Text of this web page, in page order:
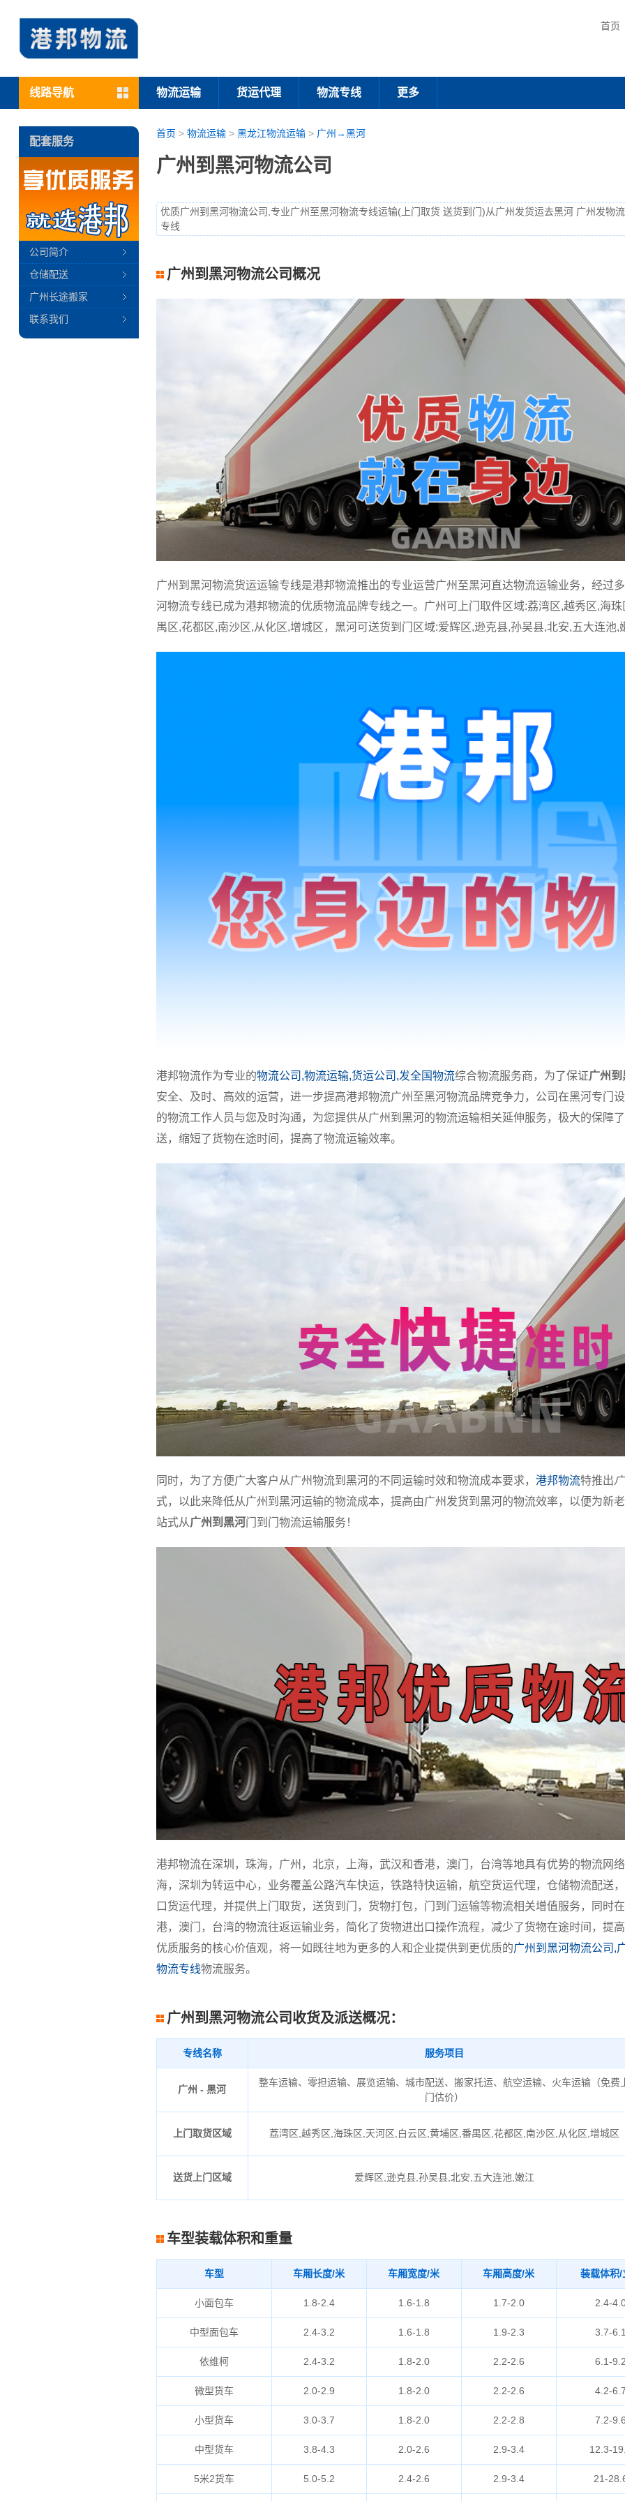
首页
线路导航 物流运输 货运代理 物流专线 更多
首页 > 物流运输> 黑龙江物流运输> 广州→黑河
广州到黑河物流公司
优质广州到黑河物流公司,专业广州至黑河物流专线运输(上门取货 送货到门)从广州发货运去黑河 广州发物
专线
广州到黑河物流公司概况
广州到黑河物流货运运输专线是港邦物流推出的专业运营广州至黑河直达物流运输业务，经过
河物流专线已成为港邦物流的优质物流品牌专线之一。广州可上门取件区域:荔湾区,越秀区,海
禺区,花都区,南沙区,从化区,增城区，黑河可送货到门区域:爱辉区,逊克县,孙吴县,北安,五大连池,
港邦物流作为专业的物流公司,物流运输,货运公司,发全国物流综合物流服务商，为了保证广州
安全、及时、高效的运营，进一步提高港邦物流广州至黑河物流品牌竞争力，公司在黑河专门
的物流工作人员与您及时沟通，为您提供从广州到黑河的物流运输相关延伸服务，极大的保障
送，缩短了货物在途时间，提高了物流运输效率。
同时，为了方便广大客户从广州物流到黑河的不同运输时效和物流成本要求， 港邦物流特推出
式，以此来降低从广州到黑河运输的物流成本，提高由广州发货到黑河的物流效率，以便为新
站式从广州到黑河门到门物流运输服务！
港邦物流在深圳，珠海，广州，北京，上海，武汉和香港，澳门，台湾等地具有优势的物流网
海，深圳为转运中心，业务覆盖公路汽车快运，铁路特快运输，航空货运代理，仓储物流配送
口货运代理，并提供上门取货，送货到门，货物打包，门到门运输等物流相关增值服务，同时
港，澳门，台湾的物流往返运输业务，简化了货物进出口操作流程，减少了货物在途时间，提
优质服务的核心价值观，将一如既往地为更多的人和企业提供到更优质的广州到黑河物流公司,
物流专线物流服务。
广州到黑河物流公司收货及派送概况：
专线名称 服务项目
广州 - 黑河
整车运输、零担运输、展览运输、城市配送、搬家托运、航空运输、火车运输（免费
门估价）
上门取货区域 荔湾区,越秀区,海珠区,天河区,白云区,黄埔区,番禺区,花都区,南沙区,从化区,增城区
送货上门区域 爱辉区,逊克县,孙吴县,北安,五大连池,嫩江
车型装载体积和重量
车型 车厢长度/米 车厢宽度/米 车厢高度/米 装载体积/
小面包车 1.8-2.4 1.6-1.8 1.7-2.0 2.4-
中型面包车 2.4-3.2 1.6-1.8 1.9-2.3 3.7-
依维柯 2.4-3.2 1.8-2.0 2.2-2.6 6.1-
微型货车 2.0-2.9 1.8-2.0 2.2-2.6 4.2-
小型货车 3.0-3.7 1.8-2.0 2.2-2.8 7.2-
中型货车 3.8-4.3 2.0-2.6 2.9-3.4 12.3-
5米2货车 5.0-5.2 2.4-2.6 2.9-3.4 21-
配套服务
公司简介
仓储配送
广州长途搬家
联系我们